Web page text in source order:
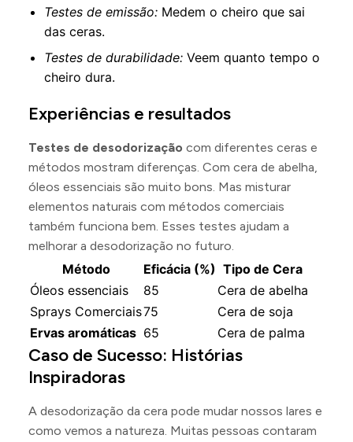
Testes de emissão: Medem o cheiro que sai
das ceras.
Testes de durabilidade: Veem quanto tempo o
cheiro dura.
Experiências e resultados
Testes de desodorização com diferentes ceras e
métodos mostram diferenças. Com cera de abelha,
óleos essenciais são muito bons. Mas misturar
elementos naturais com métodos comerciais
também funciona bem. Esses testes ajudam a
melhorar a desodorização no futuro.
Método Eficácia (%) Tipo de Cera
Óleos essenciais
85
Cera de abelha
Sprays Comerciais75
Cera de soja
Ervas aromáticas 65 Cera de palma
Caso de Sucesso: Histórias
Inspiradoras
A desodorização da cera pode mudar nossos lares e
como vemos a natureza. Muitas pessoas contaram